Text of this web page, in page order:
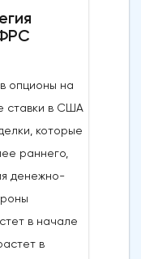
опционы на
ставки в США
которые
раннего,
денежно-
в начале
в